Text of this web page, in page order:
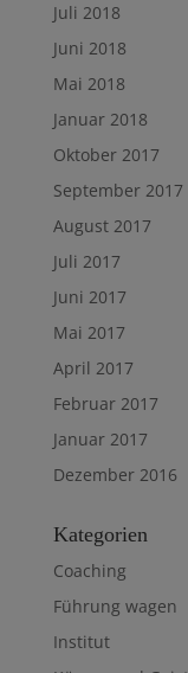
Juli 2018
Juni 2018
Mai 2018
Januar 2018
Oktober 2017
September 2017
August 2017
Juli 2017
Juni 2017
Mai 2017
April 2017
Februar 2017
Januar 2017
Dezember 2016
Kategorien
Coaching
Führung wagen
Institut